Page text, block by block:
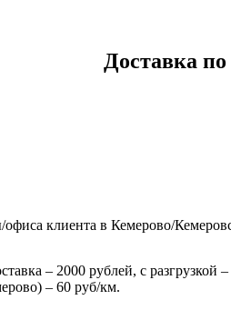
Доставка
клиента в Кемерово/
– 2000 рублей, с разгрузкой
– 60 руб/км.